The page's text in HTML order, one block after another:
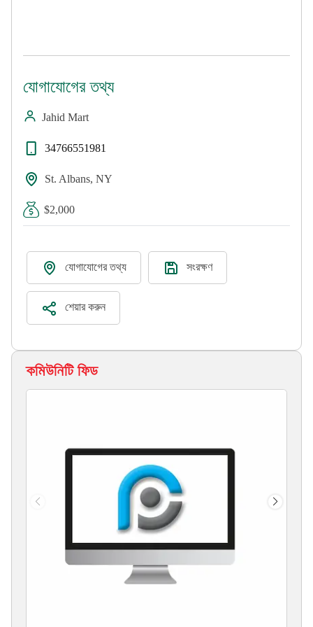
যোগাযোগের তথ্য
Jahid Mart
34766551981
St. Albans, NY
$2,000
যোগাযোগের তথ্য সংরক্ষণ
শেয়ার করুন
কমিউনিটি ফিড